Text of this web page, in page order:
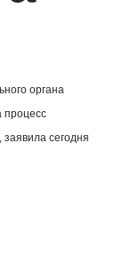
органа
процесс
сегодня